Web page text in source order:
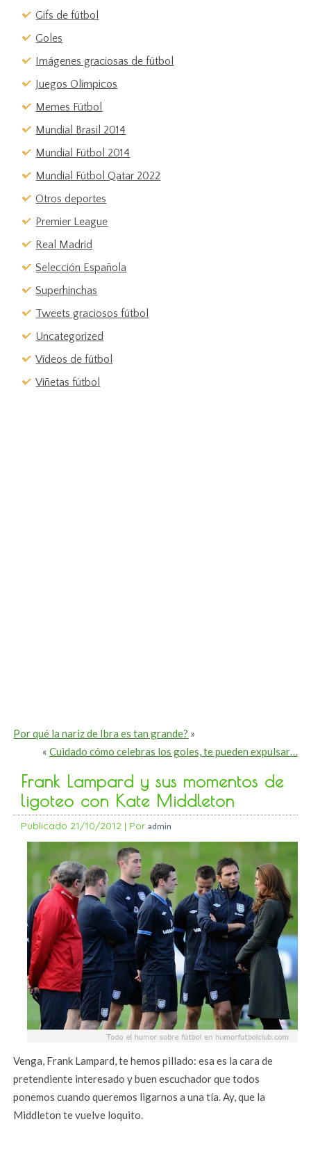
Gifs de fútbol
Goles
Imágenes graciosas de fútbol
Juegos Olímpicos
Memes Fútbol
Mundial Brasil 2014
Mundial Fútbol 2014
Mundial Fútbol Qatar 2022
Otros deportes
Premier League
Real Madrid
Selección Española
Superhinchas
Tweets graciosos fútbol
Uncategorized
Vídeos de fútbol
Viñetas fútbol
Por qué la nariz de Ibra es tan grande? »
« Cuidado cómo celebras los goles, te pueden expulsar…
Frank Lampard y sus momentos de
ligoteo con Kate Middleton
Publicado 21/10/2012 | Por admin
Venga, Frank Lampard, te hemos pillado: esa es la cara de
pretendiente interesado y buen escuchador que todos
ponemos cuando queremos ligarnos a una tía. Ay, que la
Middleton te vuelve loquito.